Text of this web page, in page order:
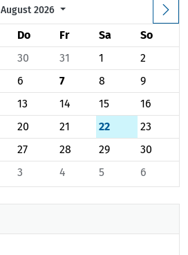
August 2026
Do Fr Sa
So
30 31 1
2
6 7 8
9
13 14 15
16
20 21 22
23
27 28 29
30
3 4 5 6